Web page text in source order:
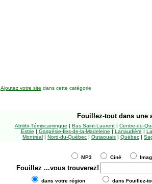
Ajoutez votre site dans cette catégorie
Fouillez-tout dans une
Abitibi-Témiscamingue | Bas Saint-Laurent| Centre-du-
Estrie | Gaspésie-Îles-de-la-Madeleine | Lanaudière |
Montréal | Nord-du-Québec | Outaouais | Québec |
MP3 Ciné
Fouillez ...vous trouverez!
dans votre région dans Fouillez-